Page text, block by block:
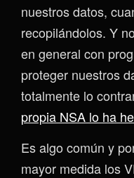
nuestros datos,
recopilándolos. Y
en general con
proteger nuestros
totalmente lo
propia NSA lo ha
Es algo común y
mayor medida los